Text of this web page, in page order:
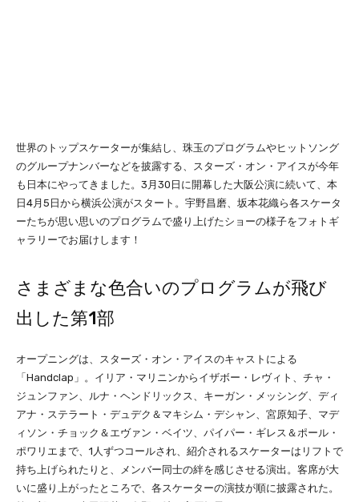
世界のトップスケーターが集結し、珠玉のプログラムやヒットソング
のグループナンバーなどを披露する、スターズ・オン・アイスが今年
も日本にやってきました。3月30日に開幕した大阪公演に続いて、本
日4月5日から横浜公演がスタート。宇野昌磨、坂本花織ら各スケータ
ーたちが思い思いのプログラムで盛り上げたショーの様子をフォトギ
ャラリーでお届けします！
さまざまな色合いのプログラムが飛び
出した第1部
オープニングは、スターズ・オン・アイスのキャストによる
「Handclap」。イリア・マリニンからイザボー・レヴィト、チャ・
ジュンファン、ルナ・ヘンドリックス、キーガン・メッシング、ディ
アナ・ステラート・デュデク＆マキシム・デシャン、宮原知子、マデ
ィソン・チョック＆エヴァン・ベイツ、パイパー・ギレス＆ポール・
ポワリエまで、1人ずつコールされ、紹介されるスケーターはリフトで
持ち上げられたりと、メンバー同士の絆を感じさせる演出。客席が大
いに盛り上がったところで、各スケーターの演技が順に披露された。